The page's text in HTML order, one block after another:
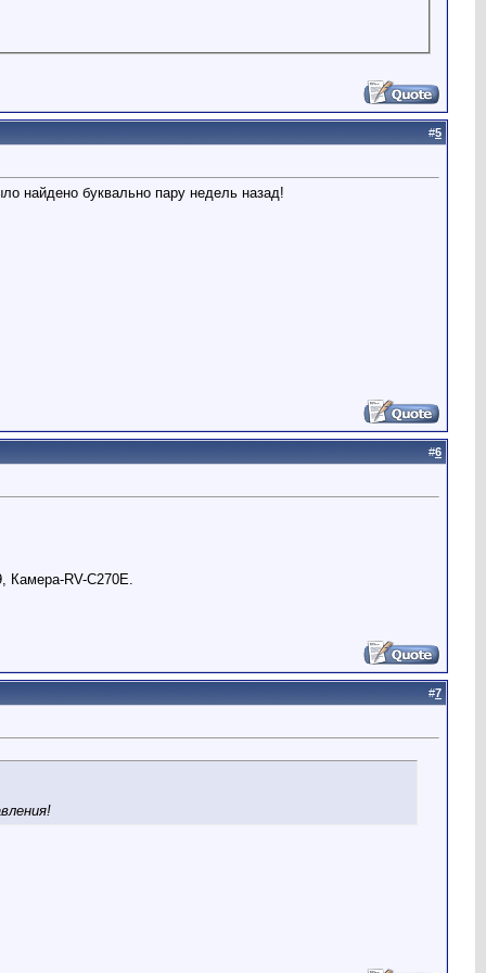
#5
найдено буквально пару недель назад!
#6
RV-C270E.
#7